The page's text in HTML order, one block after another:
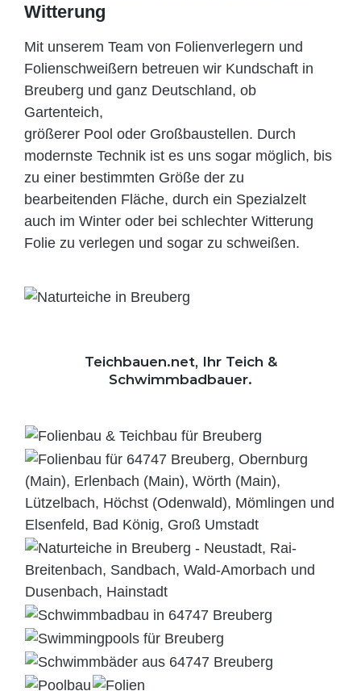
Witterung
Mit unserem Team von Folienverlegern und
Folien­schweißern betreuen wir Kundschaft in
Breuberg und ganz Deutschland, ob
Gartenteich,
größerer Pool oder Großbaustellen. Durch
modernste Technik ist es uns sogar möglich, bis
zu einer bestimmten Größe der zu
bearbeitenden Fläche, durch ein Spezi­alzelt
auch im Winter oder bei schlechter Witterung
Folie zu verlegen und sogar zu schweißen.
Teichbauen.net, Ihr Teich &
Schwimmbadbauer.